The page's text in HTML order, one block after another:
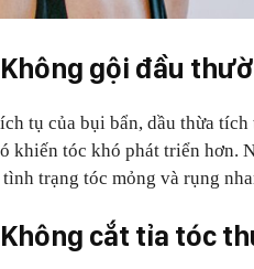
gội đầu
tụ của bụi bẩn, dầu thừa
khiến tóc khó phát triển hơn.
tình trạng tóc mỏng và rụng
cắt tỉa tóc